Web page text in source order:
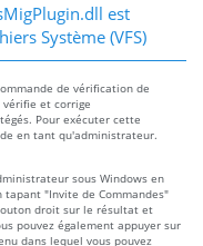
est
Système (VFS)
de vérification de
et corrige
Pour exécuter cette
en tant qu'administrateur.
sous Windows en
"Invite de Commandes"
droit sur le résultat et
pouvez également appuyer sur
dans lequel vous pouvez